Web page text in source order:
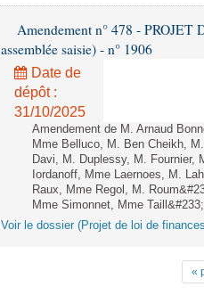
Amendement n° 478 -
assemblée saisie) - n° 1906
Date de
dépôt :
31/10/2025
Amendement de M. Arnaud
Mme Belluco, M. Ben Cheikh,
Davi, M. Duplessy, M. Fournier,
Iordanoff, Mme Laernoes, M.
Raux, Mme Regol, M.
Mme Simonnet, Mme
Voir le dossier (Projet de loi de
«